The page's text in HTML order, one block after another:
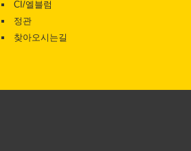
CI/엘블럼
정관
찾아오시는길